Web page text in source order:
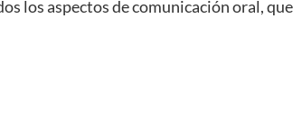
los aspectos de comunicación oral, que